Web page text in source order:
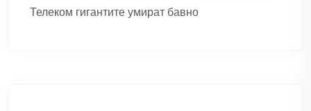
Телеком гигантите умират бавно